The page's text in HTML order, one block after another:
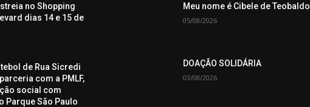
no Shopping
dias 14 e 15 de
de Rua Sicredi
com a PMLF,
social com
Parque São Paulo
Meu nome é Cibele de Teobaldo
05/08/2026
DOAÇÃO SOLIDÁRIA
03/08/2026